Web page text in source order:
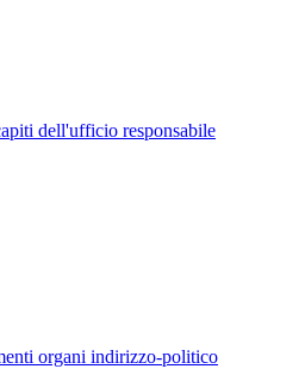
dell'ufficio responsabile
organi indirizzo-politico